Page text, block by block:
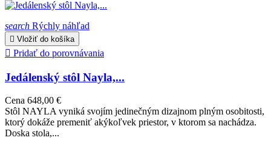
search Rýchly náhľad
 Vložiť do košíka
 Pridať do porovnávania
Jedálenský stôl Nayla,...
Cena 648,00 €
Stôl NAYLA vyniká svojím jedinečným dizajnom plným osobitosti,
ktorý dokáže premeniť akýkoľvek priestor, v ktorom sa nachádza.
Doska stola,...